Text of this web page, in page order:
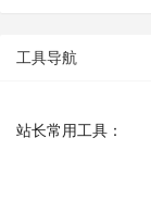
工具导航
站长常用工具：